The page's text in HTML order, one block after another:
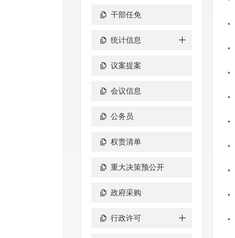
干部任免
统计信息
议案提案
会议信息
公务员
权责清单
重大决策预公开
政府采购
行政许可